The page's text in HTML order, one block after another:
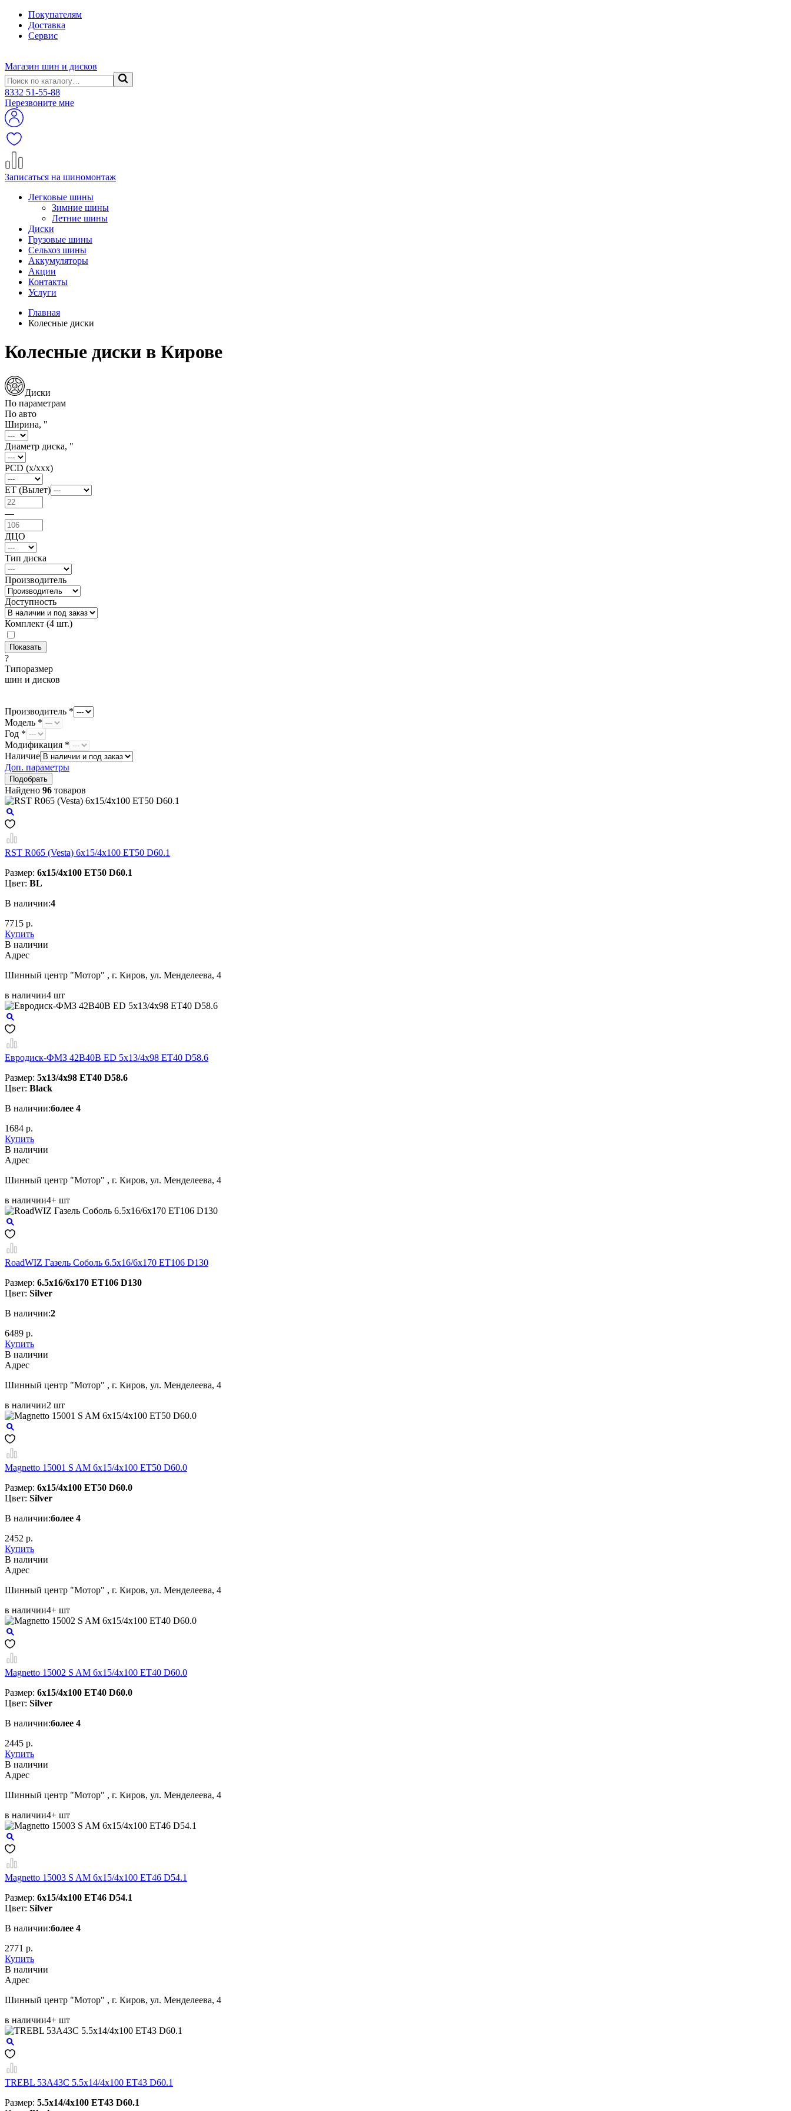
Покупателям
Доставка
Сервис
Магазин шин и дисков
8332 51-55-88
Перезвоните мне
Записаться на шиномонтаж
Легковые шины
Зимние шины
Летние шины
Диски
Грузовые шины
Сельхоз шины
Аккумуляторы
Акции
Контакты
Услуги
Главная
Колесные диски
Колесные диски в Кирове
Диски
По параметрам
По авто
Ширина, "
Диаметр диска, "
PCD (x/xxx)
ET (Вылет)
—
ДЦО
Тип диска
Производитель
Доступность
Комплект (4 шт.)
?
Типоразмер
шин и дисков
Производитель *
Модель *
Год *
Модификация *
Наличие
Доп. параметры
Найдено 96 товаров
RST R065 (Vesta) 6x15/4x100 ET50 D60.1
Размер: 6x15/4x100 ET50 D60.1
Цвет: BL
В наличии:4
7715 р.
Купить
В наличии
Aдрес
Шинный центр "Мотор" , г. Киров, ул. Менделеева, 4
в наличии4 шт
Евродиск-ФМЗ 42B40B ED 5x13/4x98 ЕТ40 D58.6
Размер: 5x13/4x98 ЕТ40 D58.6
Цвет: Black
В наличии:более 4
1684 р.
Купить
В наличии
Aдрес
Шинный центр "Мотор" , г. Киров, ул. Менделеева, 4
в наличии4+ шт
RoadWIZ Газель Соболь 6.5x16/6x170 ET106 D130
Размер: 6.5x16/6x170 ET106 D130
Цвет: Silver
В наличии:2
6489 р.
Купить
В наличии
Aдрес
Шинный центр "Мотор" , г. Киров, ул. Менделеева, 4
в наличии2 шт
Magnetto 15001 S AM 6x15/4x100 ET50 D60.0
Размер: 6x15/4x100 ET50 D60.0
Цвет: Silver
В наличии:более 4
2452 р.
Купить
В наличии
Aдрес
Шинный центр "Мотор" , г. Киров, ул. Менделеева, 4
в наличии4+ шт
Magnetto 15002 S AM 6x15/4x100 ET40 D60.0
Размер: 6x15/4x100 ET40 D60.0
Цвет: Silver
В наличии:более 4
2445 р.
Купить
В наличии
Aдрес
Шинный центр "Мотор" , г. Киров, ул. Менделеева, 4
в наличии4+ шт
Magnetto 15003 S AM 6x15/4x100 ET46 D54.1
Размер: 6x15/4x100 ET46 D54.1
Цвет: Silver
В наличии:более 4
2771 р.
Купить
В наличии
Aдрес
Шинный центр "Мотор" , г. Киров, ул. Менделеева, 4
в наличии4+ шт
TREBL 53A43C 5.5x14/4x100 ET43 D60.1
Размер: 5.5x14/4x100 ET43 D60.1